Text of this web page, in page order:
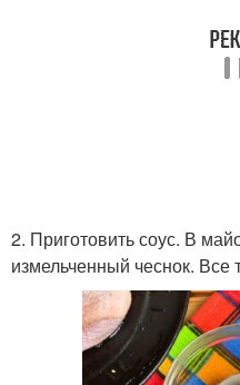
2. Приготовить соус. В
измельченный чеснок.